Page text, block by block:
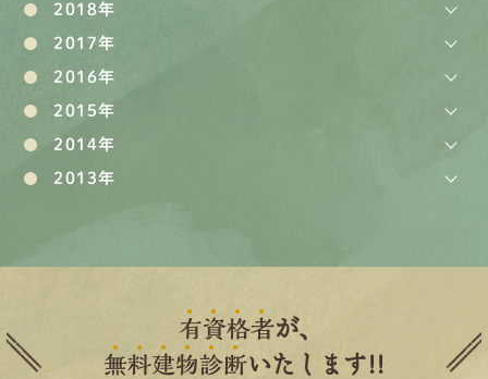
2018年
2017年
2016年
2015年
2014年
2013年
有資格者が、
無料建物診断いたします!!